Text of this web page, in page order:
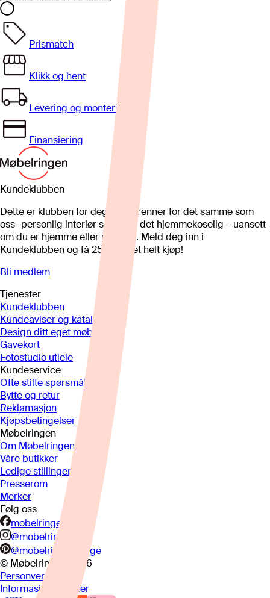
Prismatch
Klikk og hent
Levering og montering
Finansiering
Kundeklubben
Dette er klubben for deg som brenner for det samme som
oss -personlig interiør som gjør det hjemmekoselig – uansett
om du er hjemme eller på hytta. Meld deg inn i
Kundeklubben og få 25%* på et helt kjøp!
Bli medlem
Tjenester
Kundeklubben
Kundeaviser og kataloger
Design ditt eget møbel
Gavekort
Fotostudio utleie
Kundeservice
Ofte stilte spørsmål
Bytte og retur
Reklamasjon
Kjøpsbetingelser
Møbelringen
Om Møbelringen
Våre butikker
Ledige stillinger
Presserom
Merker
Følg oss
mobelringen.no
@mobelringen
@mobelringennorge
© Møbelringen
2026
Personvern
Informasjonskapsler